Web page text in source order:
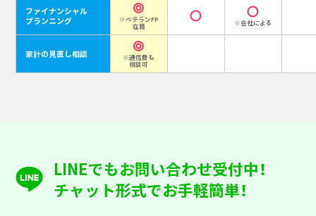
ファイナンシャル
プランニング
※ベテランFP
在籍
※会社による
家計の見直し相談
※通信費も
相談可
LINEでもお問い合わせ受付中！
チャット形式でお手軽簡単！